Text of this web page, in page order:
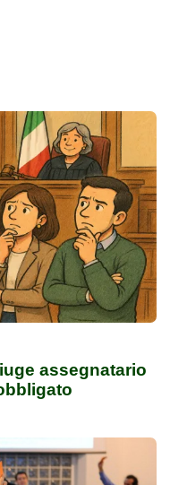
assegnatario